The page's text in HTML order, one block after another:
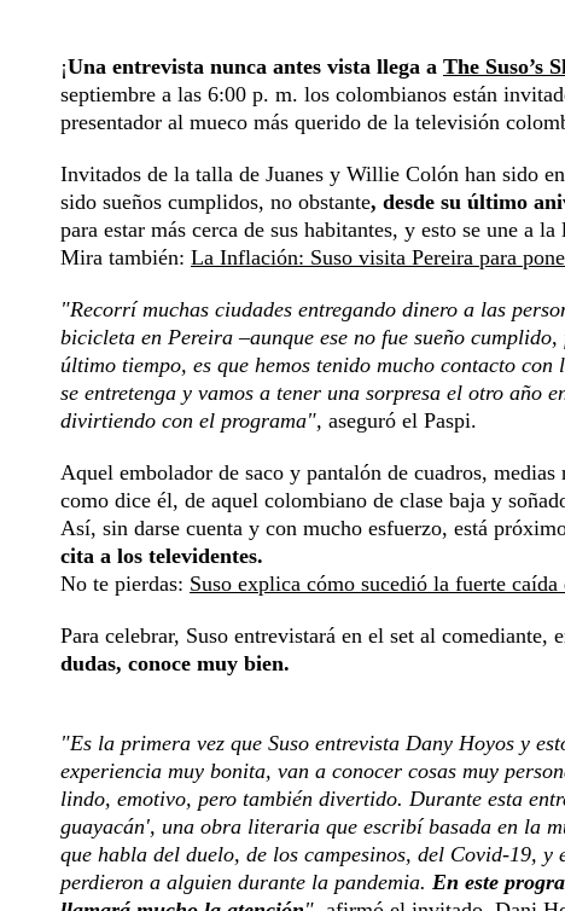
¡Una entrevista nunca antes vista llega a The Suso’s
septiembre a las 6:00 p. m. los colombianos están
presentador al mueco más querido de la televisión
Invitados de la talla de Juanes y Willie Colón han sido
sido sueños cumplidos, no obstante, desde su último
para estar más cerca de sus habitantes, y esto se une a
Mira también: La Inflación: Suso visita Pereira para
"Recorrí muchas ciudades entregando dinero a las
bicicleta en Pereira –aunque ese no fue sueño
último tiempo, es que hemos tenido mucho contacto
se entretenga y vamos a tener una sorpresa el otro año
divirtiendo con el programa", aseguró el Paspi.
Aquel embolador de saco y pantalón de cuadros,
como dice él, de aquel colombiano de clase baja y
Así, sin darse cuenta y con mucho esfuerzo, está
cita a los televidentes.
No te pierdas: Suso explica cómo sucedió la fuerte
Para celebrar, Suso entrevistará en el set al comediante,
dudas, conoce muy bien.
"Es la primera vez que Suso entrevista Dany Hoyos y
experiencia muy bonita, van a conocer cosas muy
lindo, emotivo, pero también divertido. Durante esta
guayacán', una obra literaria que escribí basada en la
que habla del duelo, de los campesinos, del Covid-19,
perdieron a alguien durante la pandemia. En este